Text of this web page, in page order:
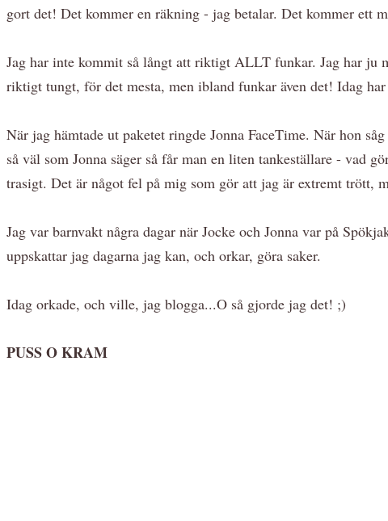
gort det! Det kommer en räkning - jag betalar. Det kommer ett
Jag har inte kommit så långt att riktigt ALLT funkar. Jag har ju
riktigt tungt, för det mesta, men ibland funkar även det! Idag
När jag hämtade ut paketet ringde Jonna FaceTime. När hon
så väl som Jonna säger så får man en liten tankeställare - vad
trasigt. Det är något fel på mig som gör att jag är extremt trött,
Jag var barnvakt några dagar när Jocke och Jonna var på
uppskattar jag dagarna jag kan, och orkar, göra saker.
Idag orkade, och ville, jag blogga...O så gjorde jag det! ;)
PUSS O KRAM